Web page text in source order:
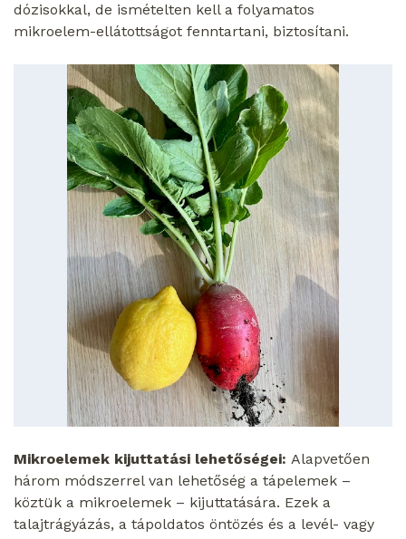
dózisokkal, de ismételten kell a folyamatos
mikroelem-ellátottságot fenntartani, biztosítani.
Mikroelemek kijuttatási lehetőségei: Alapvetően
három módszerrel van lehetőség a tápelemek –
köztük a mikroelemek – kijuttatására. Ezek a
talajtrágyázás, a tápoldatos öntözés és a levél- vagy